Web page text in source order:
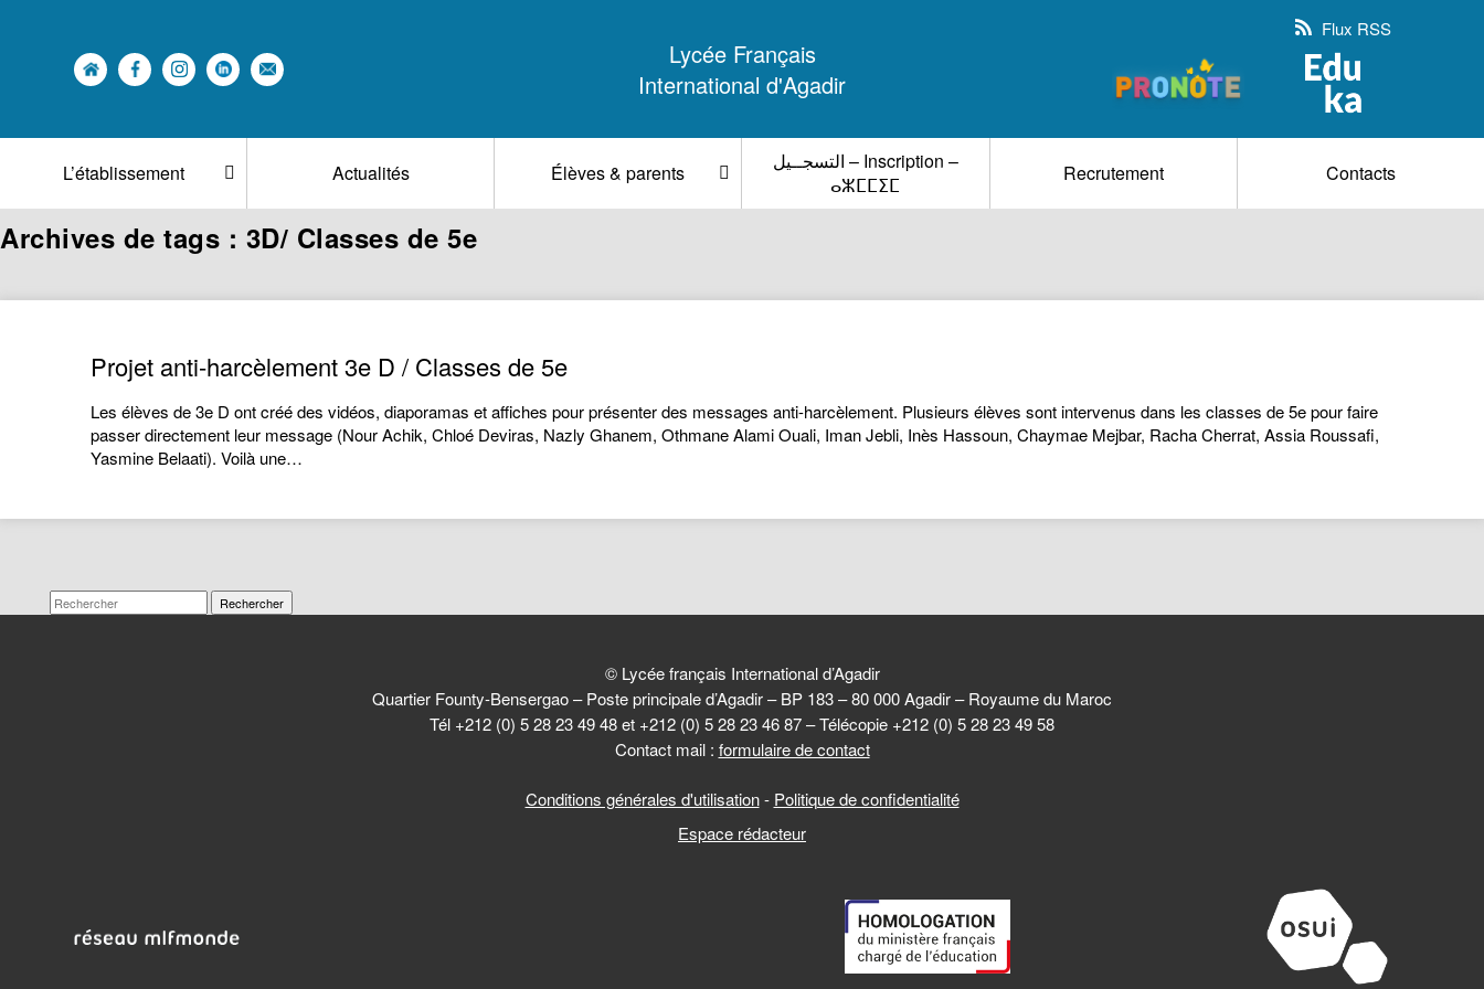
Lycée Français
International d'Agadir
Flux RSS
L’établissement Actualités Élèves & parents
التسجــيل – Inscription –
ⴰⵣⵎⵎⵉⵎ
Recrutement Contacts
Archives de tags : 3D/ Classes de 5e
Projet anti-harcèlement 3e D / Classes de 5e
Les élèves de 3e D ont créé des vidéos, diaporamas et affiches pour présenter des messages anti-harcèlement. Plusieurs élèves sont intervenus dans les classes de 5e pour faire
passer directement leur message (Nour Achik, Chloé Deviras, Nazly Ghanem, Othmane Alami Ouali, Iman Jebli, Inès Hassoun, Chaymae Mejbar, Racha Cherrat, Assia Roussafi,
Yasmine Belaati). Voilà une…
Rechercher
© Lycée français International d’Agadir
Quartier Founty-Bensergao – Poste principale d’Agadir – BP 183 – 80 000 Agadir – Royaume du Maroc
Tél +212 (0) 5 28 23 49 48 et +212 (0) 5 28 23 46 87 – Télécopie +212 (0) 5 28 23 49 58
Contact mail : formulaire de contact
Conditions générales d'utilisation- Politique de confidentialité
Espace rédacteur